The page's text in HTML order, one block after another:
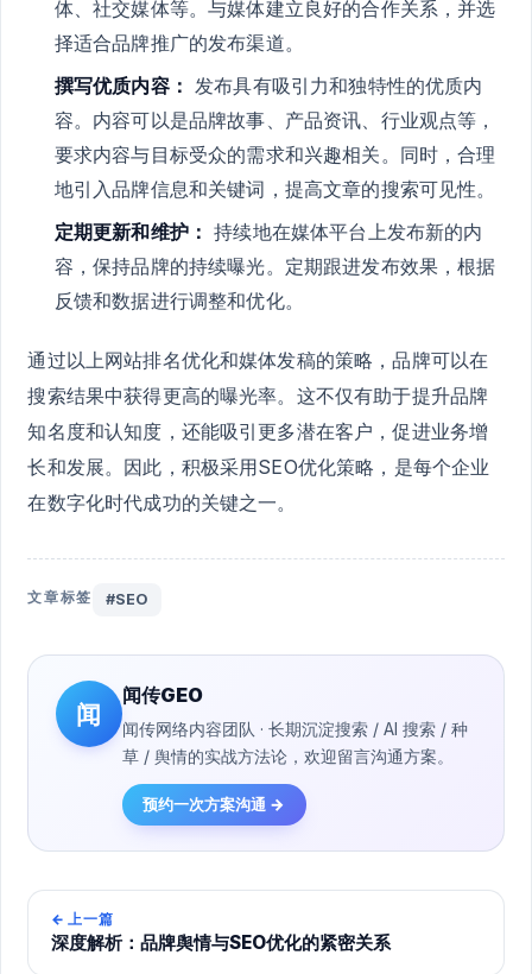
体、社交媒体等。与媒体建立良好的合作关系，并选
择适合品牌推广的发布渠道。
撰写优质内容： 发布具有吸引力和独特性的优质内
容。内容可以是品牌故事、产品资讯、行业观点等，
要求内容与目标受众的需求和兴趣相关。同时，合理
地引入品牌信息和关键词，提高文章的搜索可见性。
定期更新和维护： 持续地在媒体平台上发布新的内
容，保持品牌的持续曝光。定期跟进发布效果，根据
反馈和数据进行调整和优化。
通过以上网站排名优化和媒体发稿的策略，品牌可以在
搜索结果中获得更高的曝光率。这不仅有助于提升品牌
知名度和认知度，还能吸引更多潜在客户，促进业务增
长和发展。因此，积极采用SEO优化策略，是每个企业
在数字化时代成功的关键之一。
文章标签 #SEO
闻
闻传GEO
闻传网络内容团队 · 长期沉淀搜索 / AI 搜索 / 种
草 / 舆情的实战方法论，欢迎留言沟通方案。
预约一次方案沟通 →
← 上一篇
深度解析：品牌舆情与SEO优化的紧密关系